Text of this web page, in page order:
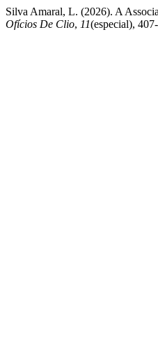
Silva Amaral, L. (2026). A
Ofícios De Clio, 11(especial),